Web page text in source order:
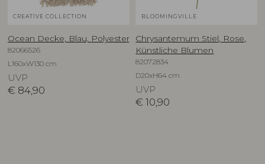
CREATIVE COLLECTION
Ocean Decke, Blau, Polyester
82066526
L160xW130 cm
UVP
€ 84,90
BLOOMINGVILLE
Chrysantemum Stiel, Rose,
Künstliche Blumen
82072834
D20xH64 cm
UVP
€ 10,90